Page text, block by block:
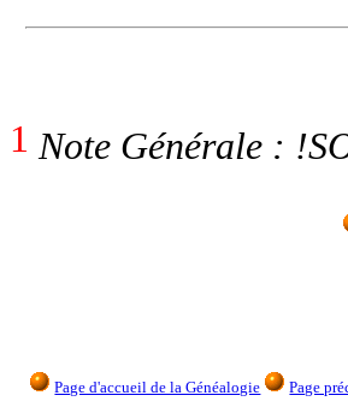
1 Note Générale :
Page d'accueil de la Généalogie Page